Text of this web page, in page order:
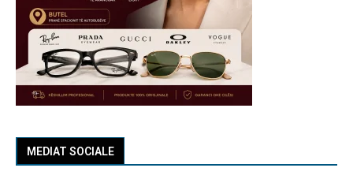
MEDIAT SOCIALE